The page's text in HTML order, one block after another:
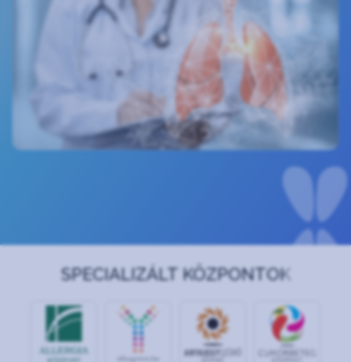
SPECIALIZÁLT KÖZPONTOK